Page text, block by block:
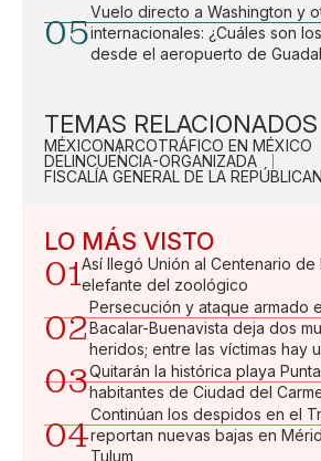
05
Vuelo directo a Washington y
internacionales: ¿Cuáles son
desde el aeropuerto de
TEMAS RELACIONADOS
MÉXICONARCOTRÁFICO EN MÉXICO
DELINCUENCIA-ORGANIZADA
FISCALÍA GENERAL DE LA REPÚBLICA
LO MÁS VISTO
01Así llegó Unión al Centenario
elefante del zoológico
02
Persecución y ataque armado
Bacalar-Buenavista deja dos
heridos; entre las víctimas hay
03Quitarán la histórica playa
habitantes de Ciudad del
04
Continúan los despidos en el
reportan nuevas bajas en
Tulum